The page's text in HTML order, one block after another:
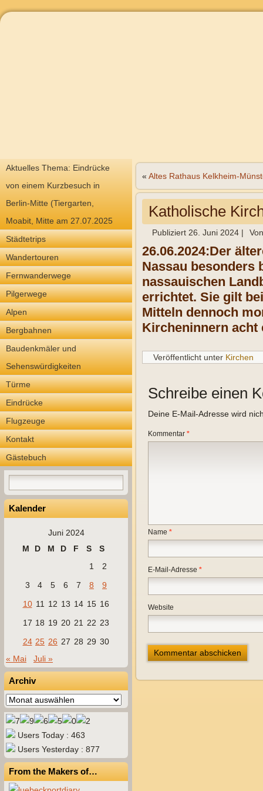
Aktuelles Thema: Eindrücke
von einem Kurzbesuch in
Berlin-Mitte (Tiergarten,
Moabit, Mitte am 27.07.2025
Städtetrips
Wandertouren
Fernwanderwege
Pilgerwege
Alpen
Bergbahnen
Baudenkmäler und
Sehenswürdigkeiten
Türme
Eindrücke
Flugzeuge
Kontakt
Gästebuch
Kalender
Juni 2024
M
D M D F S
S
1
2
3
4 5 6 7 8
9
10 11 12 13 14 15 16
17 18 19 20 21 22 23
24 25 26 27 28 29 30
« Mai
Juli »
Archiv
Archiv
Users Today : 463
Users Yesterday : 877
From the Makers of…
« Altes Rathaus Kelkheim-
Katholische
Publiziert 26. Juni 2024 | Von
26.06.2024:Der
Nassau besonders
nassauischen
errichtet. Sie gilt
Mitteln dennoch
Kircheninnern acht
Veröffentlicht unter Kirchen
Schreibe einen
Deine E-Mail-Adresse wird
Kommentar *
Name *
E-Mail-Adresse *
Website